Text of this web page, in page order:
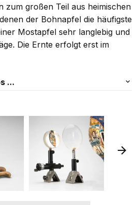
zum großen Teil aus heimischen
der Bohnapfel die häufigste
Mostapfel sehr langlebig und
Die Ernte erfolgt erst im
...